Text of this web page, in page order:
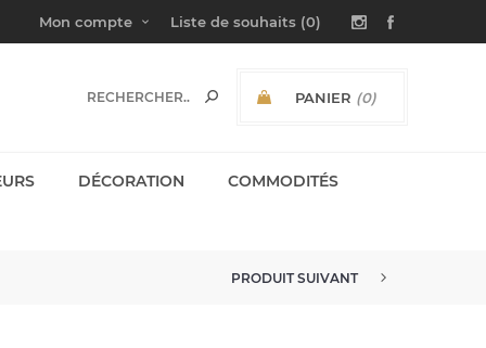
Mon compte Liste de souhaits (0)
PANIER (0)
DÉCORATION COMMODITÉS
PRODUIT SUIVANT